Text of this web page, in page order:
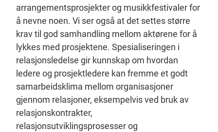
arrangementsprosjekter og musikkfestivaler for
å nevne noen. Vi ser også at det settes større
krav til god samhandling mellom aktørene for å
lykkes med prosjektene. Spesialiseringen i
relasjonsledelse gir kunnskap om hvordan
ledere og prosjektledere kan fremme et godt
samarbeidsklima mellom organisasjoner
gjennom relasjoner, eksempelvis ved bruk av
relasjonskontrakter,
relasjonsutviklingsprosesser og